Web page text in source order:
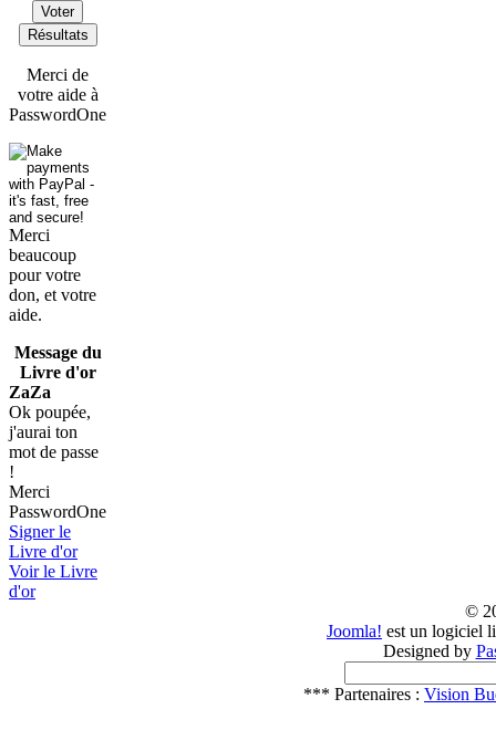
Voter
Résultats
Merci de
votre aide à
PasswordOne
Merci
beaucoup
pour votre
don, et votre
aide.
Message du
Livre d'or
ZaZa
Ok poupée,
j'aurai ton
mot de passe
!
Merci
PasswordOne
Signer le
Livre d'or
Voir le Livre
d'or
©
Joomla! est un logiciel
Designed by
*** Partenaires : Vision